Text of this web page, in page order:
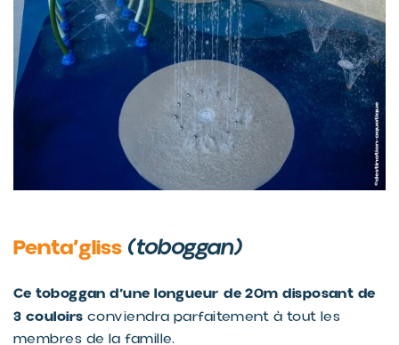
Penta’gliss (toboggan)
Ce toboggan d’une longueur de 20m disposant de
3 couloirs conviendra parfaitement à tout les
membres de la famille.